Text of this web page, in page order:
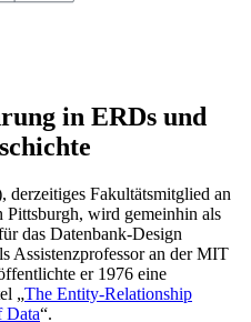
in ERDs und
derzeitiges Fakultätsmitglied an
wird gemeinhin als
das Datenbank-Design
Assistenzprofessor an der MIT
er 1976 eine
„The Entity-Relationship
Data“.